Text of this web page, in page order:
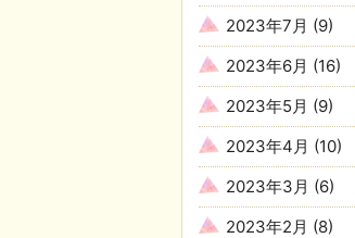
2023年7月 (9)
2023年6月 (16)
2023年5月 (9)
2023年4月 (10)
2023年3月 (6)
2023年2月 (8)